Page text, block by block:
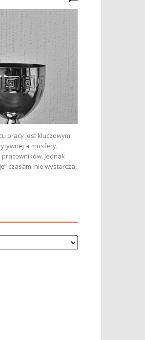
pracy jest kluczowym
atmosfery,
Jednak
czasami nie wystarcza,